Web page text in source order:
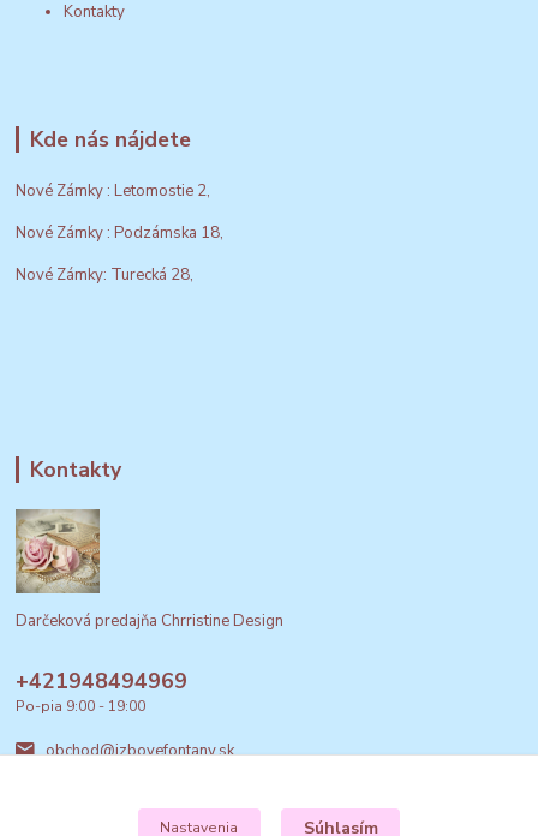
Kontakty
Kde nás nájdete
Nové Zámky : Letomostie 2,
Nové Zámky : Podzámska 18,
Nové Zámky: Turecká 28,
Kontakty
Darčeková predajňa Chrristine Design
+421948494969
Po-pia 9:00 - 19:00
obchod@izbovefontany.sk
Nastavenia Súhlasím